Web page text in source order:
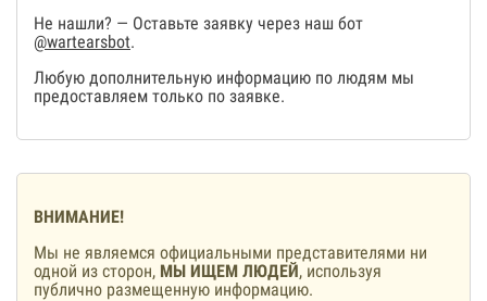
Не нашли? — Оставьте заявку через наш бот
@wartearsbot.
Любую дополнительную информацию по людям мы
предоставляем только по заявке.
ВНИМАНИЕ!
Мы не являемся официальными представителями ни
одной из сторон, МЫ ИЩЕМ ЛЮДЕЙ, используя
публично размещенную информацию.